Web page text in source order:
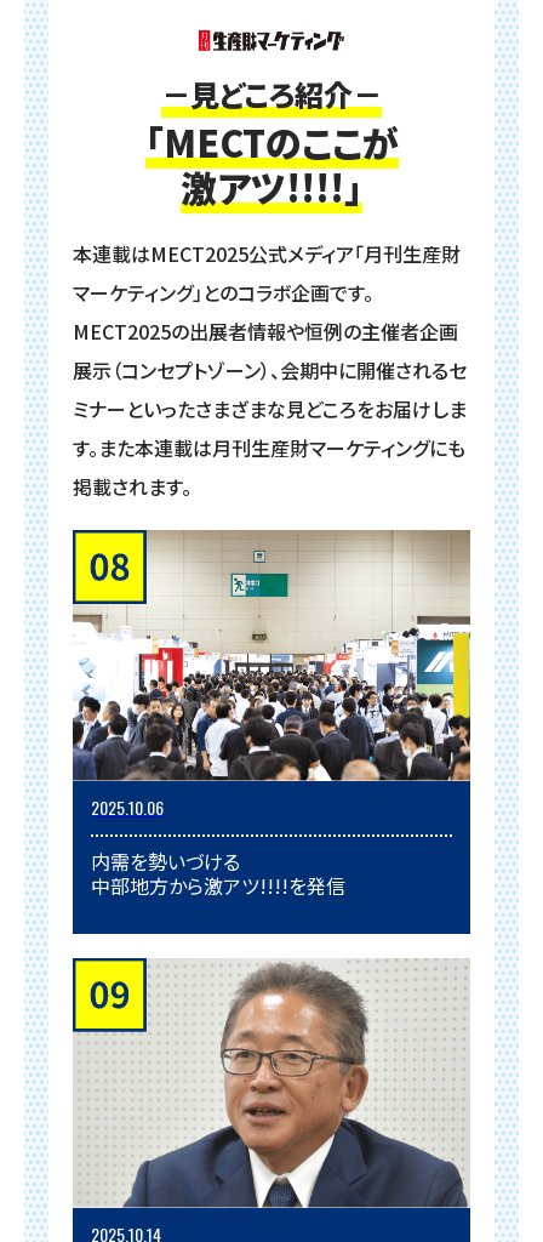
－見どころ紹介－
「MECTのここが
激アツ!!!!」
本連載はMECT2025公式メディア「月刊生産財
マーケティング」とのコラボ企画です。
MECT2025の出展者情報や恒例の主催者企画
展示（コンセプトゾーン）、会期中に開催されるセ
ミナーといったさまざまな見どころをお届けしま
す。また本連載は月刊生産財マーケティングにも
掲載されます。
2025.10.06
内需を勢いづける
中部地方から激アツ!!!!を発信
2025.10.14